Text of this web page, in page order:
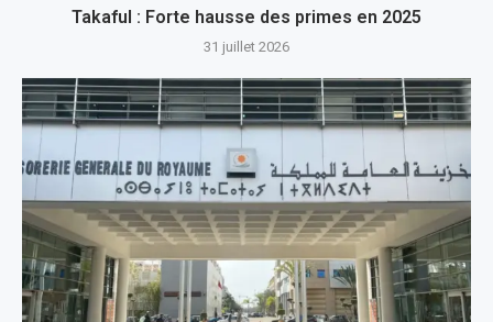
Takaful : Forte hausse des primes en 2025
31 juillet 2026